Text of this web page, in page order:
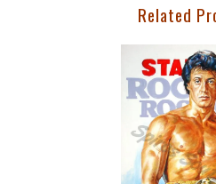
Related